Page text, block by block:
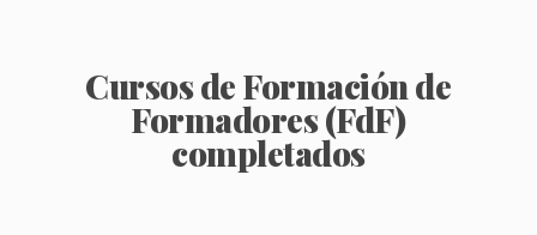
Cursos de Formación de
Formadores (FdF)
completados